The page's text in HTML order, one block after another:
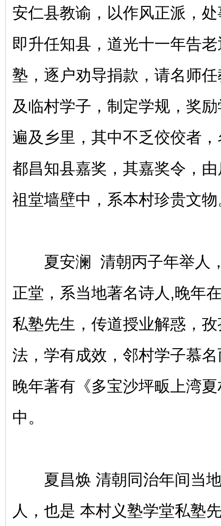
安仁县教谕，以作风正派，
即升任知县，道光十一年告
塾，逐户劝导捐款，请名师
及临村学子，制定学规，奖
遍及乡里，其中不乏佼佼者
都昌知县嘉奖，其嘉奖令，
祖堂墙壁中，系本村珍贵文物
夏安澜 清朝丙子年举人
正堂，系当地著名诗人,晚年
私塾先生，传道授业解惑，
法，学有成效，邻村学子慕
晚年著有《多宝沙坪畈上湾
中。
夏昌焕 清朝同治年间当地
人，也是 本村义塾学堂私塾